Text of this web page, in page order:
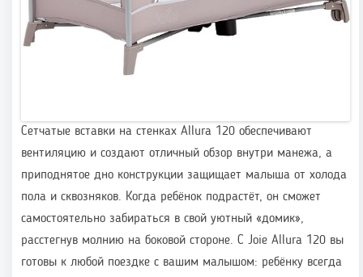
Сетчатые вставки на стенках Allura 120 обеспечивают
вентиляцию и создают отличный обзор внутри манежа, а
приподнятое дно конструкции защищает малыша от холода
пола и сквозняков. Когда ребёнок подрастёт, он сможет
самостоятельно забираться в свой уютный «домик»,
расстегнув молнию на боковой стороне. С Joie Allura 120 вы
готовы к любой поездке с вашим малышом: ребёнку всегда